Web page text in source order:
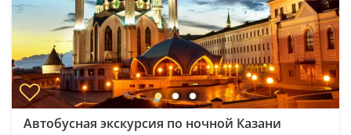
Автобусная экскурсия по ночной Казани